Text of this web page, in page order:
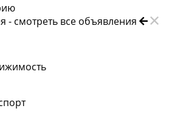
- смотреть все объявления